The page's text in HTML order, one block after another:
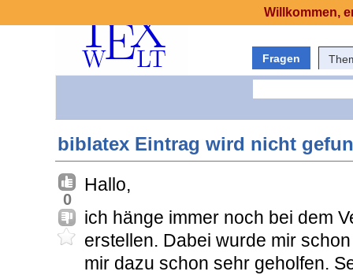
Fragen
biblatex Eintrag wird nicht
0
Hallo,
ich hänge immer noch bei dem
erstellen. Dabei wurde mir
mir dazu schon sehr geholfen.
Willkommen,